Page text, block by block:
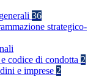
36
strategico-
codice di condotta 2
e imprese 2